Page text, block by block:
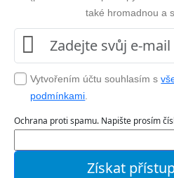
také hromadnou a
Vytvořením účtu souhlasím s
podmínkami
Ochrana proti spamu. Napište prosím